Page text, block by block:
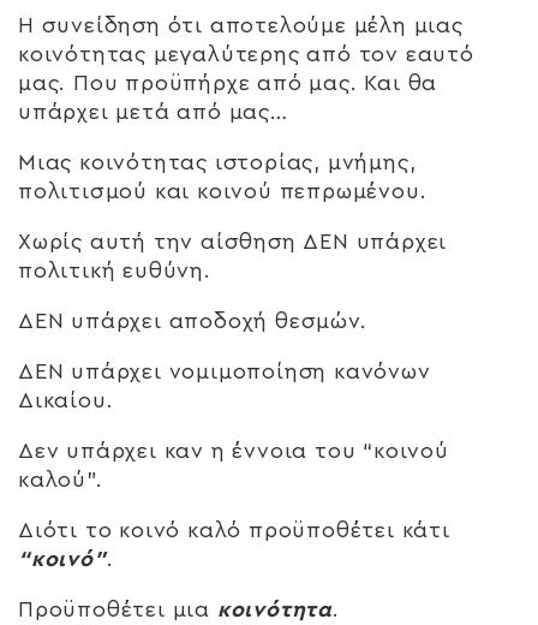
Η συνείδηση ότι αποτελούμε μέλη μιας
κοινότητας μεγαλύτερης από τον εαυτό
μας. Που προϋπήρχε από μας. Και θα
υπάρχει μετά από μας…
Μιας κοινότητας ιστορίας, μνήμης,
πολιτισμού και κοινού πεπρωμένου.
Χωρίς αυτή την αίσθηση ΔΕΝ υπάρχει
πολιτική ευθύνη.
ΔΕΝ υπάρχει αποδοχή θεσμών.
ΔΕΝ υπάρχει νομιμοποίηση κανόνων
Δικαίου.
Δεν υπάρχει καν η έννοια του “κοινού
καλού”.
Διότι το κοινό καλό προϋποθέτει κάτι
“κοινό”.
Προϋποθέτει μια κοινότητα.